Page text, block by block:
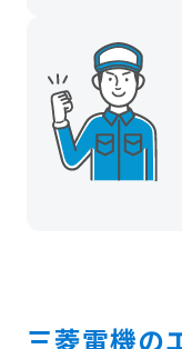
三菱電機の